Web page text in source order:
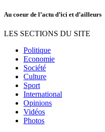
Au coeur de l’actu d’ici et d’ailleurs
LES SECTIONS DU SITE
Politique
Economie
Société
Culture
Sport
International
Opinions
Vidéos
Photos